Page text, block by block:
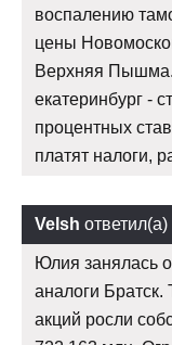
воспалению
цены
Верхняя
екатеринбург -
процентных
платят налоги,
Velsh ответил(а)
Юлия занялась
аналоги Братск.
акций росли